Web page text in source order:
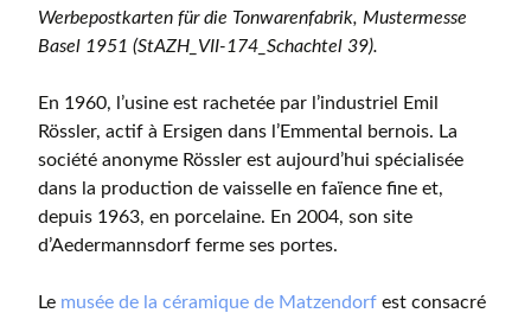
Werbepostkarten für die Tonwarenfabrik, Mustermesse
Basel 1951 (StAZH_VII-174_Schachtel 39).
En 1960, l’usine est rachetée par l’industriel Emil
Rössler, actif à Ersigen dans l’Emmental bernois. La
société anonyme Rössler est aujourd’hui spécialisée
dans la production de vaisselle en faïence fine et,
depuis 1963, en porcelaine. En 2004, son site
d’Aedermannsdorf ferme ses portes.
Le musée de la céramique de Matzendorf est consacré